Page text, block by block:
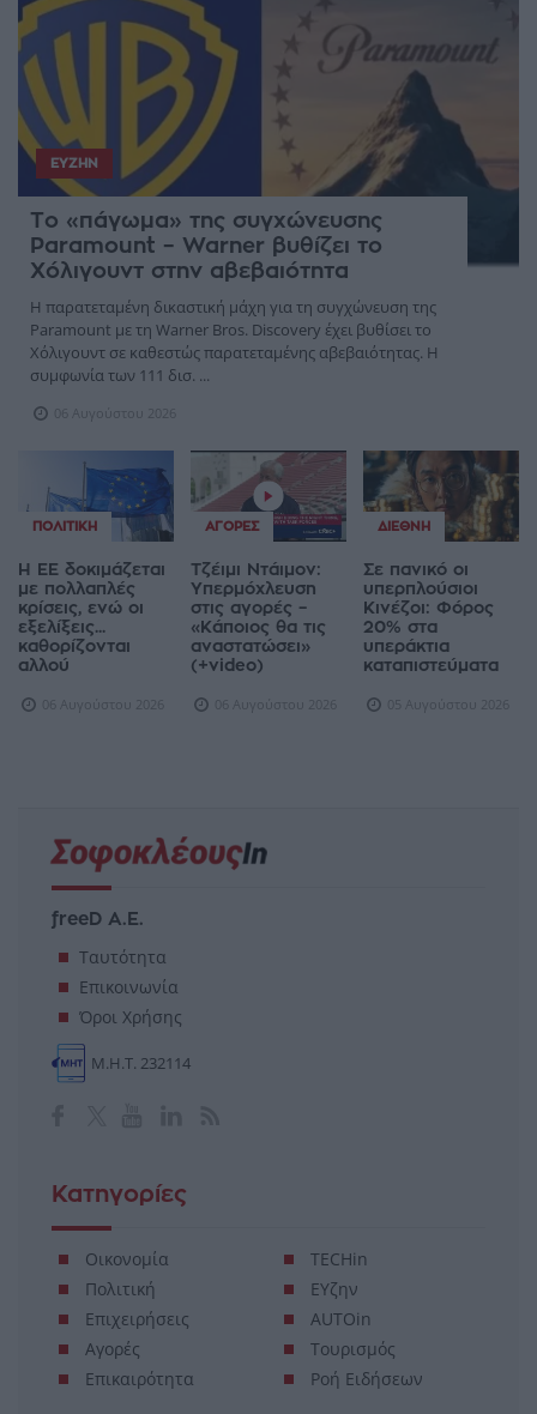
ΕΥΖΗΝ
Το «πάγωμα» της συγχώνευσης
Paramount – Warner βυθίζει το
Χόλιγουντ στην αβεβαιότητα
Η παρατεταμένη δικαστική μάχη για τη συγχώνευση της
Paramount με τη Warner Bros. Discovery έχει βυθίσει το
Χόλιγουντ σε καθεστώς παρατεταμένης αβεβαιότητας. Η
συμφωνία των 111 δισ. ...
06 Αυγούστου 2026
ΠΟΛΙΤΙΚΉ
Η ΕΕ δοκιμάζεται
με πολλαπλές
κρίσεις, ενώ οι
εξελίξεις...
καθορίζονται
αλλού
06 Αυγούστου 2026
ΑΓΟΡΈΣ
Τζέιμι Ντάιμον:
Υπερμόχλευση
στις αγορές –
«Κάποιος θα τις
αναστατώσει»
(+video)
06 Αυγούστου 2026
ΔΙΕΘΝΉ
Σε πανικό οι
υπερπλούσιοι
Κινέζοι: Φόρος
20% στα
υπεράκτια
καταπιστεύματα
05 Αυγούστου 2026